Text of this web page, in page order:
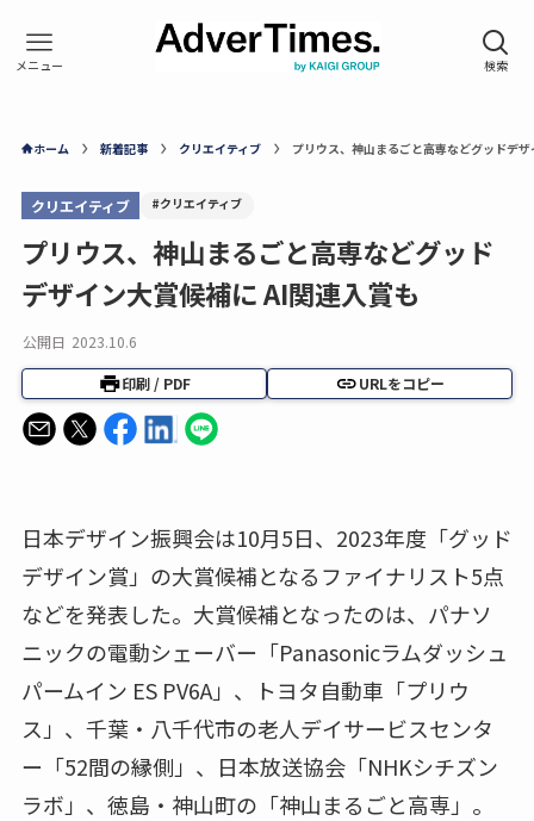
ホーム 新着記事 クリエイティブ プリウス、神山まるごと高専などグッドデ
クリエイティブ #クリエイティブ
プリウス、神山まるごと高専などグッド
デザイン大賞候補に AI関連入賞も
公開日 2023.10.6
印刷 / PDF URLをコピー
日本デザイン振興会は10月5日、2023年度「グッド
デザイン賞」の大賞候補となるファイナリスト5点
などを発表した。大賞候補となったのは、パナソ
ニックの電動シェーバー「Panasonicラムダッシュ
パームイン ES PV6A」、トヨタ自動車「プリウ
ス」、千葉・八千代市の老人デイサービスセンタ
ー「52間の縁側」、日本放送協会「NHKシチズン
ラボ」、徳島・神⼭町の「神⼭まるごと⾼専」。